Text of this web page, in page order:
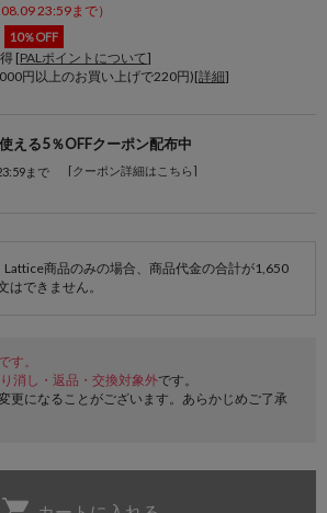
23:59まで）
10％OFF
[PALポイントについて]
円以上のお買い上げで220円)[詳細]
える5％OFFクーポン配布中
まで [クーポン詳細はこちら]
Lattice商品のみの場合、商品代金の合計が1,650
はできません。
す。
消し・返品・交換対象外です。
更になることがございます。あらかじめご了承